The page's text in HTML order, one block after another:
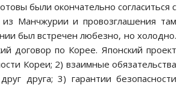
были окончательно согласиться с
Манчжурии и провозглашения там
был встречен любезно, но холодно.
договор по Корее. Японский проект
Кореи; 2) взаимные обязательства
друга; 3) гарантии безопасности